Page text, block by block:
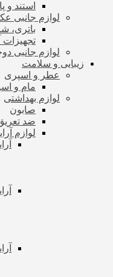
استند و
لوازم جانبی
باتری،
تجهیزات
لوازم جانبی
زیبایی و سلامت
عطر و اسپری
مام و
لوازم بهداشتی
صابون
ضد
لوازم